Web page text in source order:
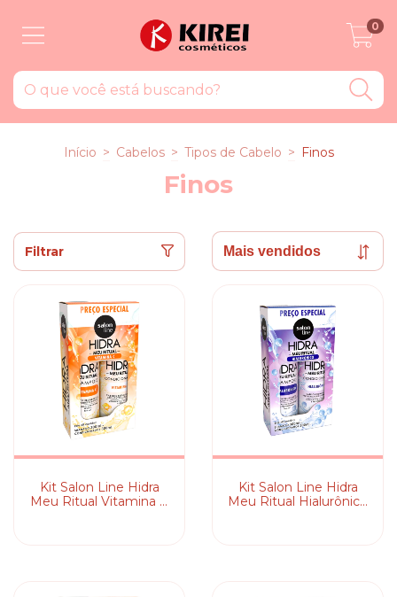
0
Início > Cabelos > Tipos de Cabelo > Finos
Finos
Filtrar
Kit Salon Line Hidra
Meu Ritual Vitamina C
Kit Salon Line Hidra
Meu Ritual Hialurônico